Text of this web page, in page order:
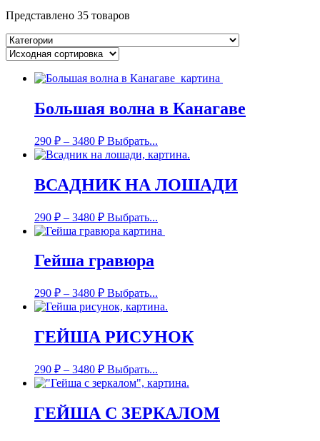
Представлено 35 товаров
Большая волна в Канагаве
290 ₽ – 3480 ₽ Выбрать...
ВСАДНИК НА ЛОШАДИ
290 ₽ – 3480 ₽ Выбрать...
Гейша гравюра
290 ₽ – 3480 ₽ Выбрать...
ГЕЙША РИСУНОК
290 ₽ – 3480 ₽ Выбрать...
ГЕЙША С ЗЕРКАЛОМ